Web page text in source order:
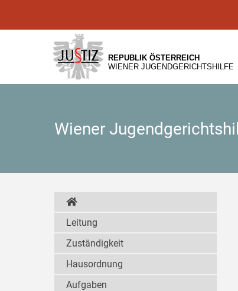
[1]
[2]
[3]
REPUBLIK ÖSTERREICH
WIENER JUGENDGERICHTSHILFE
Wiener
Leitung
Zuständigkeit
Hausordnung
Aufgaben